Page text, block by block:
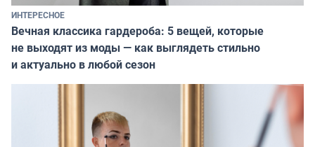
ИНТЕРЕСНОЕ
Вечная классика гардероба: 5 вещей, которые
не выходят из моды — как выглядеть стильно
и актуально в любой сезон